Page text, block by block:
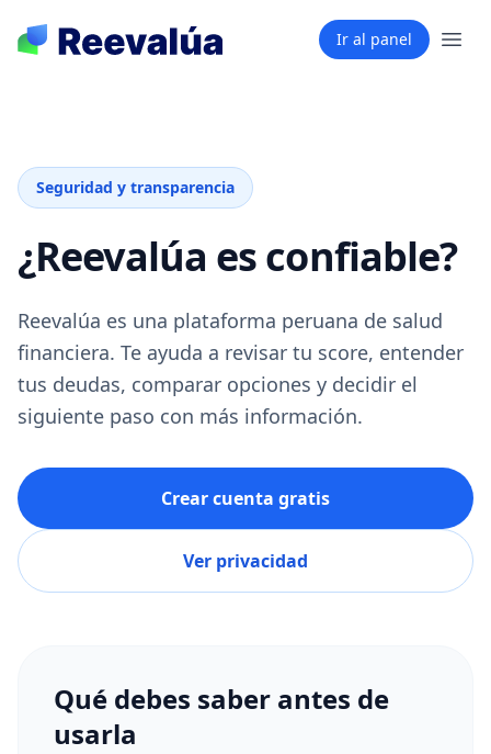
Ir al panel
Seguridad y transparencia
¿Reevalúa es confiable?
Reevalúa es una plataforma peruana de salud
financiera. Te ayuda a revisar tu score, entender
tus deudas, comparar opciones y decidir el
siguiente paso con más información.
Crear cuenta gratis
Ver privacidad
Qué debes saber antes de
usarla